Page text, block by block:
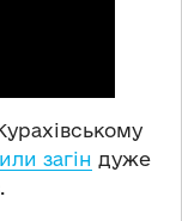
загін дуже